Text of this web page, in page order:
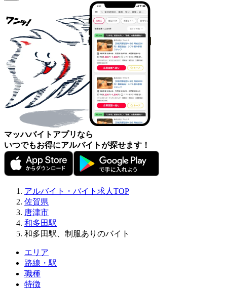
マッハバイトアプリなら
いつでもお得にアルバイトが探せます！
アルバイト・バイト求人TOP
佐賀県
唐津市
和多田駅
和多田駅、制服ありのバイト
エリア
路線・駅
職種
特徴